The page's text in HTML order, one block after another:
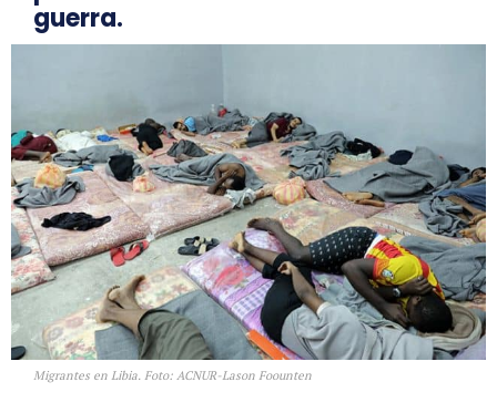
guerra.
Migrantes en Libia. Foto: ACNUR-Lason Foounten